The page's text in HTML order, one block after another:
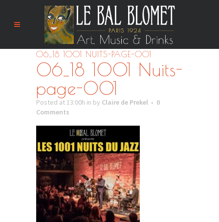
06_18 1001 NUITS-PAGE-001
06_18 1001 Nuits-
page-001
Posted at 13:00h in by Claire de Prekel
0
Comments